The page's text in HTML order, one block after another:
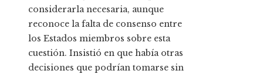
considerarla necesaria, aunque
reconoce la falta de consenso entre
los Estados miembros sobre esta
cuestión. Insistió en que había otras
decisiones que podrían tomarse sin